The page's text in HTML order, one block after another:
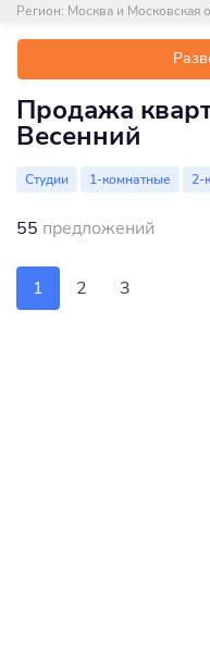
Регион: Москва и Московская
Продажа
Весенний
Студии 1-комнатные 2-
55 предложений
1 2 3